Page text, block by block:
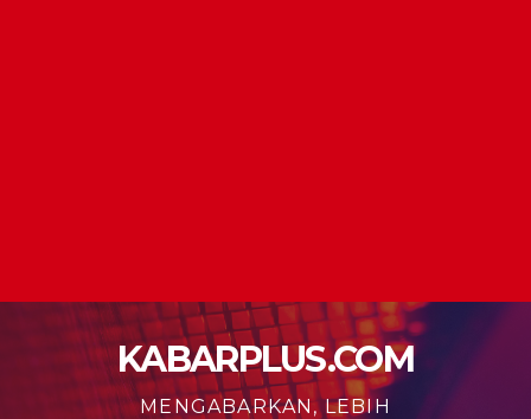
KABARPLUS.COM
MENGABARKAN, LEBIH